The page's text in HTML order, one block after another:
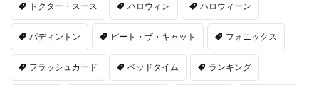
ドクター・スース ハロウィン ハロウィーン
パディントン ピート・ザ・キャット フォニックス
フラッシュカード ベッドタイム ランキング